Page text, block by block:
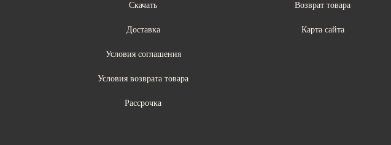
Скачать
Доставка
Условия соглашения
Условия возврата товара
Рассрочка
Возврат товара
Карта сайта